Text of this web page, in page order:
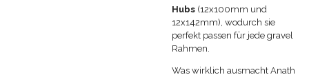
Hubs (12x100mm und
12x142mm), wodurch sie
perfekt passen für jede gravel
Rahmen.
Was wirklich ausmacht Anath